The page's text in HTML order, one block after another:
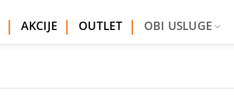
AKCIJE OUTLET OBI USLUGE